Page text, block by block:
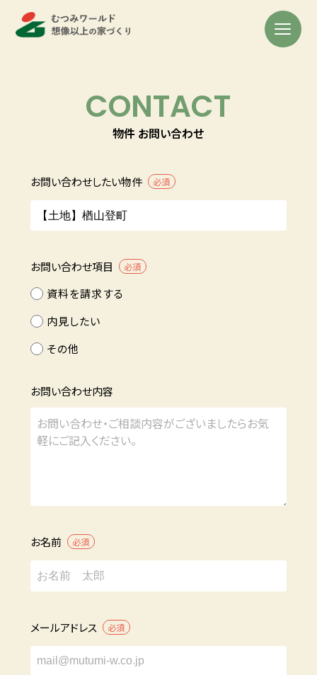
CONTACT
物件 お問い合わせ
お問い合わせしたい物件 必須
お問い合わせ項目 必須
資料を請求する
内見したい
その他
お問い合わせ内容
お名前 必須
メールアドレス 必須